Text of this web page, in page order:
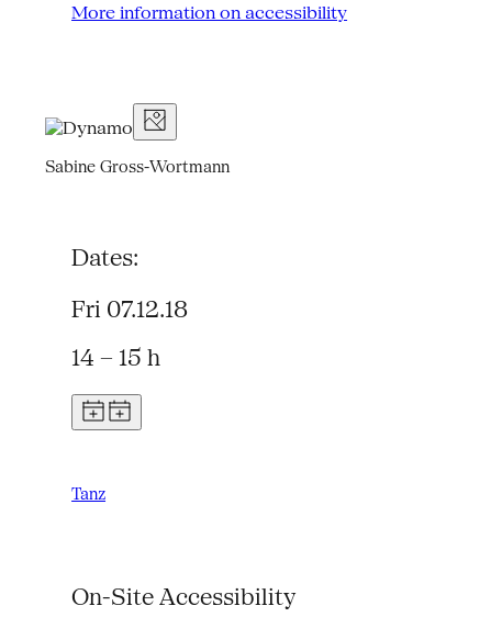
More information on accessibility
Sabine Gross-Wortmann
Dates:
Fri 07.12.18
14 – 15 h
Tanz
On-Site Accessibility